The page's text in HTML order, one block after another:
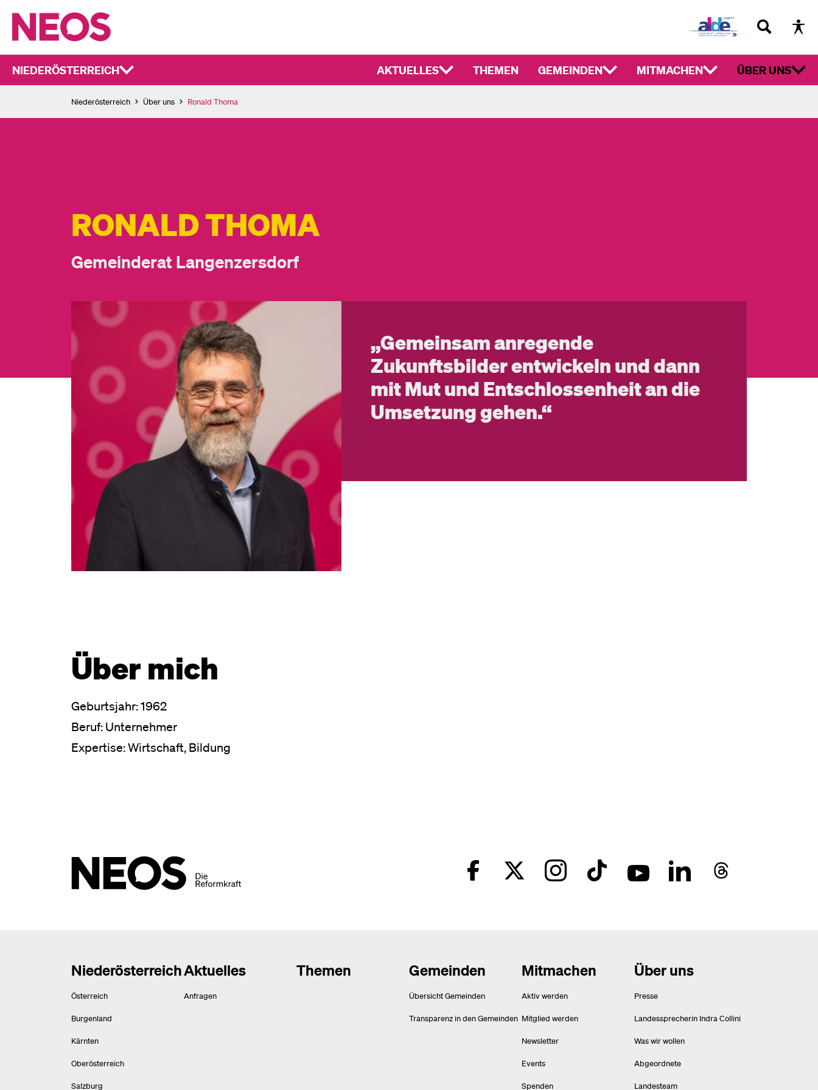
NIEDERÖSTERREICH AKTUELLES THEMEN GEMEINDEN MITMACHEN ÜBER UNS
Niederösterreich Über uns Ronald Thoma
RONALD THOMA
Gemeinderat Langenzersdorf
„Gemeinsam anregende
Zukunftsbilder entwickeln und dann
mit Mut und Entschlossenheit an die
Umsetzung gehen.“
Über mich
Geburtsjahr: 1962
Beruf: Unternehmer
Expertise: Wirtschaft, Bildung
Niederösterreich
Österreich
Burgenland
Kärnten
Oberösterreich
Salzburg
Aktuelles
Anfragen
Themen Gemeinden
Übersicht Gemeinden
Transparenz in den Gemeinden
Mitmachen
Aktiv werden
Mitglied werden
Newsletter
Events
Spenden
Über uns
Presse
Landessprecherin Indra Collini
Was wir wollen
Abgeordnete
Landesteam